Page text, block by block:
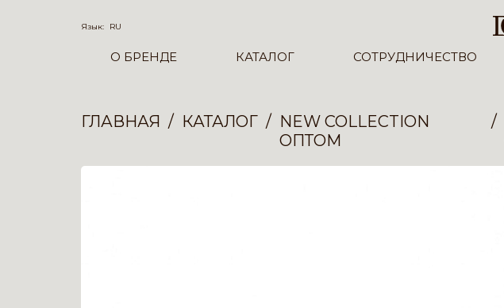
Язык: RU
О БРЕНДЕ КАТАЛОГ СОТРУДНИЧЕСТВО
ГЛАВНАЯ КАТАЛОГ
NEW COLLECTION
ОПТОМ